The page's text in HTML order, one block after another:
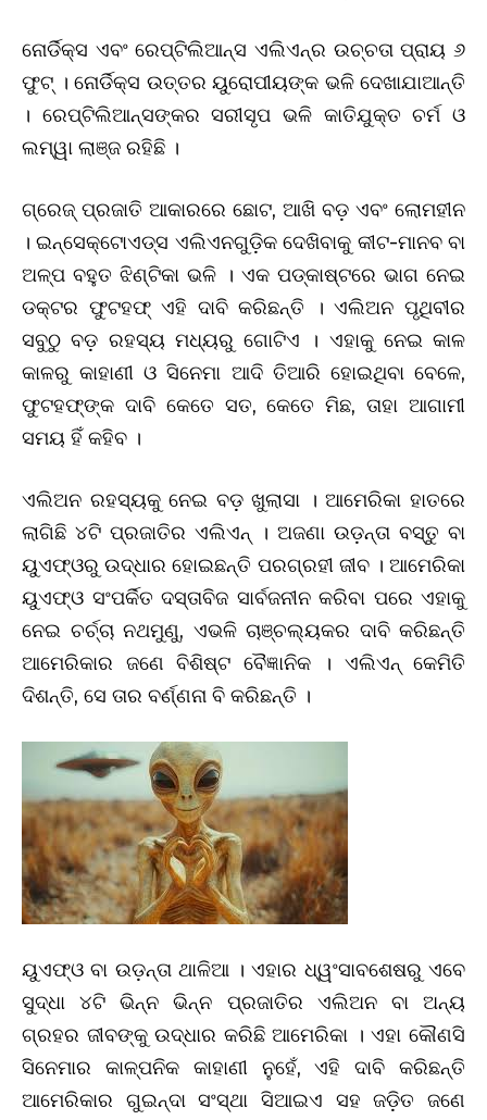
ନୋର୍ଡିକ୍ସ ଏବଂ ରେପ୍ଟିଲିଆନ୍ସ ଏଲିଏନ୍‌ର ଉଚ୍ଚତା ପ୍ରାୟ ୬
ଫୁଟ୍ । ନୋର୍ଡିକ୍ସ ଉତ୍ତର ୟୁରୋପୀୟଙ୍କ ଭଳି ଦେଖାଯାଆନ୍ତି
। ରେପ୍ଟିଲିଆନ୍‌ସଙ୍କର ସରୀସୃପ ଭଳି କାତିଯୁକ୍ତ ଚର୍ମ ଓ
ଲମ୍ୱା ଲାଞ୍ଜ ରହିଛି ।
ଗ୍ରେଜ୍‌ ପ୍ରଜାତି ଆକାରରେ ଛୋଟ, ଆଖି ବଡ଼ ଏବଂ ଲୋମହୀନ
। ଇନ୍‌ସେକ୍ଟୋଏଡ୍‌ସ ଏଲିଏନଗୁଡ଼ିକ ଦେଖିବାକୁ କୀଟ-ମାନବ ବା
ଅଳ୍ପ ବହୁତ ଝିଣ୍ଟିକା ଭଳି । ଏକ ପଡ୍‌କାଷ୍ଟରେ ଭାଗ ନେଇ
ଡକ୍ଟର ଫୁଟହଫ୍‌ ଏହି ଦାବି କରିଛନ୍ତି । ଏଲିଅନ ପୃଥିବୀର
ସବୁଠୁ ବଡ଼ ରହସ୍ୟ ମଧ୍ୟରୁ ଗୋଟିଏ । ଏହାକୁ ନେଇ କାଳ
କାଳରୁ କାହାଣୀ ଓ ସିନେମା ଆଦି ତିଆରି ହୋଇଥିବା ବେଳେ,
ଫୁଟହଫ୍‌ଙ୍କ ଦାବି କେତେ ସତ, କେତେ ମିଛ, ତାହା ଆଗାମୀ
ସମୟ ହିଁ କହିବ ।
ଏଲିଅନ ରହସ୍ୟକୁ ନେଇ ବଡ଼ ଖୁଲାସା । ଆମେରିକା ହାତରେ
ଲାଗିଛି ୪ଟି ପ୍ରଜାତିର ଏଲିଏନ୍ । ଅଜଣା ଉଡ଼ନ୍ତା ବସ୍ତୁ ବା
ୟୁଏଫ୍‌ଓରୁ ଉଦ୍ଧାର ହୋଇଛନ୍ତି ପରଗ୍ରହୀ ଜୀବ । ଆମେରିକା
ୟୁଏଫ୍‌ଓ ସଂପର୍କିତ ଦସ୍ତାବିଜ ସାର୍ବଜନୀନ କରିବା ପରେ ଏହାକୁ
ନେଇ ଚର୍ଚ୍ଚା ନଥମୁଣୁ, ଏଭଳି ଚାଞ୍ଚଲ୍ୟକର ଦାବି କରିଛନ୍ତି
ଆମେରିକାର ଜଣେ ବିଶିଷ୍ଟ ବୈଜ୍ଞାନିକ । ଏଲିଏନ୍ କେମିତି
ଦିଶନ୍ତି, ସେ ତାର ବର୍ଣ୍ଣନା ବି କରିଛନ୍ତି ।
ୟୁଏଫ୍‌ଓ ବା ଉଡ଼ନ୍ତା ଥାଳିଆ । ଏହାର ଧ୍ୱଂସାବଶେଷରୁ ଏବେ
ସୁଦ୍ଧା ୪ଟି ଭିନ୍ନ ଭିନ୍ନ ପ୍ରଜାତିର ଏଲିଅନ ବା ଅନ୍ୟ
ଗ୍ରହର ଜୀବଙ୍କୁ ଉଦ୍ଧାର କରିଛି ଆମେରିକା । ଏହା କୌଣସି
ସିନେମାର କାଳ୍ପନିକ କାହାଣୀ ନୁହେଁ, ଏହି ଦାବି କରିଛନ୍ତି
ଆମେରିକାର ଗୁଇନ୍ଦା ସଂସ୍ଥା ସିଆଇଏ ସହ ଜଡ଼ିତ ଜଣେ